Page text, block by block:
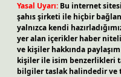
Yasal Uyarı: Bu internet
şahıs şirketi ile hiçbir
yalnızca kendi
yer alan içerikler haber
ve kişiler hakkında
kişiler ile isim benzerlikleri
bilgiler taslak halindedir ve